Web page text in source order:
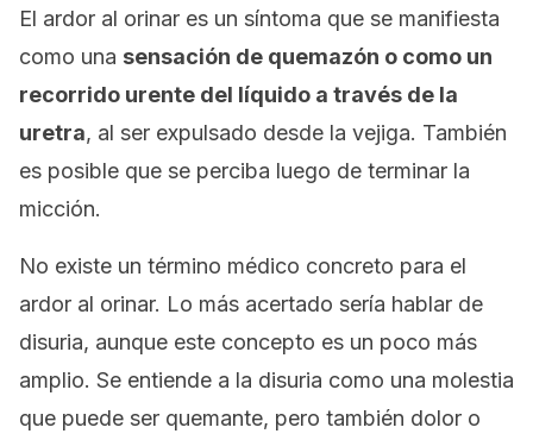
El ardor al orinar es un síntoma que se manifiesta
como una sensación de quemazón o como un
recorrido urente del líquido a través de la
uretra, al ser expulsado desde la vejiga. También
es posible que se perciba luego de terminar la
micción.
No existe un término médico concreto para el
ardor al orinar. Lo más acertado sería hablar de
disuria, aunque este concepto es un poco más
amplio. Se entiende a la disuria como una molestia
que puede ser quemante, pero también dolor o